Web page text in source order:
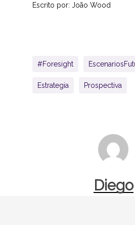
Escrito por: João Wood
#Foresight
Estrategia Prospectiva
Diego